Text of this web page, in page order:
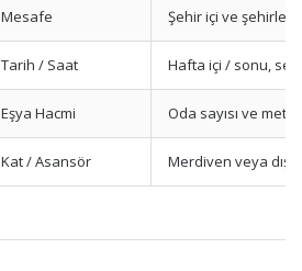
Mesafe Şehir içi ve şehirler
Tarih / Saat Hafta içi / sonu,
Eşya Hacmi Oda sayısı ve
Kat / Asansör Merdiven veya dış